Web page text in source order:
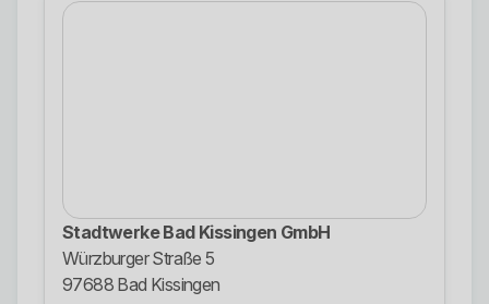
Stadtwerke Bad Kissingen GmbH
Würzburger Straße 5
97688 Bad Kissingen